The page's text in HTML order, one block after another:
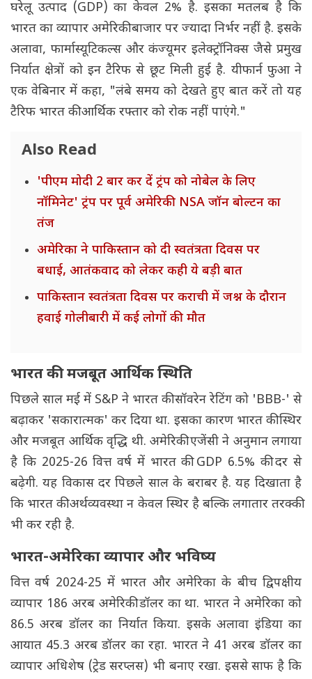
घरेलू उत्पाद (GDP) का केवल 2% है. इसका मतलब है कि
भारत का व्यापार अमेरिकी बाजार पर ज्यादा निर्भर नहीं है. इसके
अलावा, फार्मास्यूटिकल्स और कंज्यूमर इलेक्ट्रॉनिक्स जैसे प्रमुख
निर्यात क्षेत्रों को इन टैरिफ से छूट मिली हुई है. यीफार्न फुआ ने
एक वेबिनार में कहा, "लंबे समय को देखते हुए बात करें तो यह
टैरिफ भारत की आर्थिक रफ्तार को रोक नहीं पाएंगे."
Also Read
'पीएम मोदी 2 बार कर दें ट्रंप को नोबेल के लिए
नॉमिनेट' ट्रंप पर पूर्व अमेरिकी NSA जॉन बोल्टन का
तंज
अमेरिका ने पाकिस्तान को दी स्वतंत्रता दिवस पर
बधाई, आतंकवाद को लेकर कही ये बड़ी बात
पाकिस्तान स्वतंत्रता दिवस पर कराची में जश्न के दौरान
हवाई गोलीबारी में कई लोगों की मौत
भारत की मजबूत आर्थिक स्थिति
पिछले साल मई में S&P ने भारत की सॉवरेन रेटिंग को 'BBB-' से
बढ़ाकर 'सकारात्मक' कर दिया था. इसका कारण भारत की स्थिर
और मजबूत आर्थिक वृद्धि थी. अमेरिकी एजेंसी ने अनुमान लगाया
है कि 2025-26 वित्त वर्ष में भारत की GDP 6.5% की दर से
बढ़ेगी. यह विकास दर पिछले साल के बराबर है. यह दिखाता है
कि भारत की अर्थव्यवस्था न केवल स्थिर है बल्कि लगातार तरक्की
भी कर रही है.
भारत-अमेरिका व्यापार और भविष्य
वित्त वर्ष 2024-25 में भारत और अमेरिका के बीच द्विपक्षीय
व्यापार 186 अरब अमेरिकी डॉलर का था. भारत ने अमेरिका को
86.5 अरब डॉलर का निर्यात किया. इसके अलावा इंडिया का
आयात 45.3 अरब डॉलर का रहा. भारत ने 41 अरब डॉलर का
व्यापार अधिशेष (ट्रेड सरप्लस) भी बनाए रखा. इससे साफ है कि